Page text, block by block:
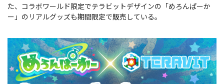
た、コラボワールド限定でテラビットデザインの「めろんぱーか
ー」のリアルグッズも期間限定で販売している。